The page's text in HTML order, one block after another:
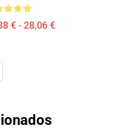
€ - 28,06 €